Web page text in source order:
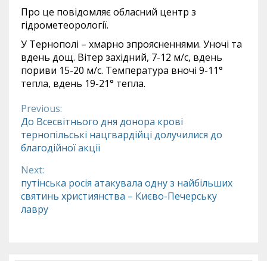
Про це повідомляє обласний центр з
гідрометеорології.
У Тернополі – хмарно зпроясненнями. Уночі та
вдень дощ. Вітер західний, 7-12 м/с, вдень
пориви 15-20 м/с. Температура вночі 9-11°
тепла, вдень 19-21° тепла.
Continue
Reading
Previous:
До Всесвітнього дня донора крові
тернопільські нацгвардійці долучилися до
благодійної акції
Next:
путінська росія атакувала одну з найбільших
святинь християнства – Києво-Печерську
лавру